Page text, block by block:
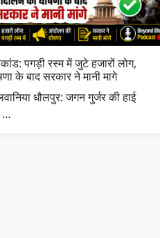
पगड़ी रस्म में जुटे हजारों लोग,
के बाद सरकार ने मानी मागे
धौलपुर: जगन गुर्जर की हाई
…